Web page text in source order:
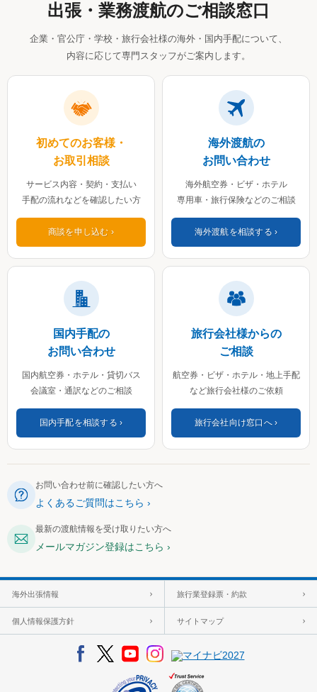
出張・業務渡航のご相談窓口
企業・官公庁・学校・旅行会社様の海外・国内手配について、
内容に応じて専門スタッフがご案内します。
初めてのお客様・
お取引相談
サービス内容・契約・支払い
手配の流れなどを確認したい方
商談を申し込む
海外渡航の
お問い合わせ
海外航空券・ビザ・ホテル
専用車・旅行保険などのご相談
海外渡航を相談する
国内手配の
お問い合わせ
国内航空券・ホテル・貸切バス
会議室・通訳などのご相談
国内手配を相談する
旅行会社様からの
ご相談
航空券・ビザ・ホテル・地上手配
など旅行会社様のご依頼
旅行会社向け窓口へ
お問い合わせ前に確認したい方へ
よくあるご質問はこちら
最新の渡航情報を受け取りたい方へ
メールマガジン登録はこちら
海外出張情報 旅行業登録票・約款
個人情報保護方針 サイトマップ